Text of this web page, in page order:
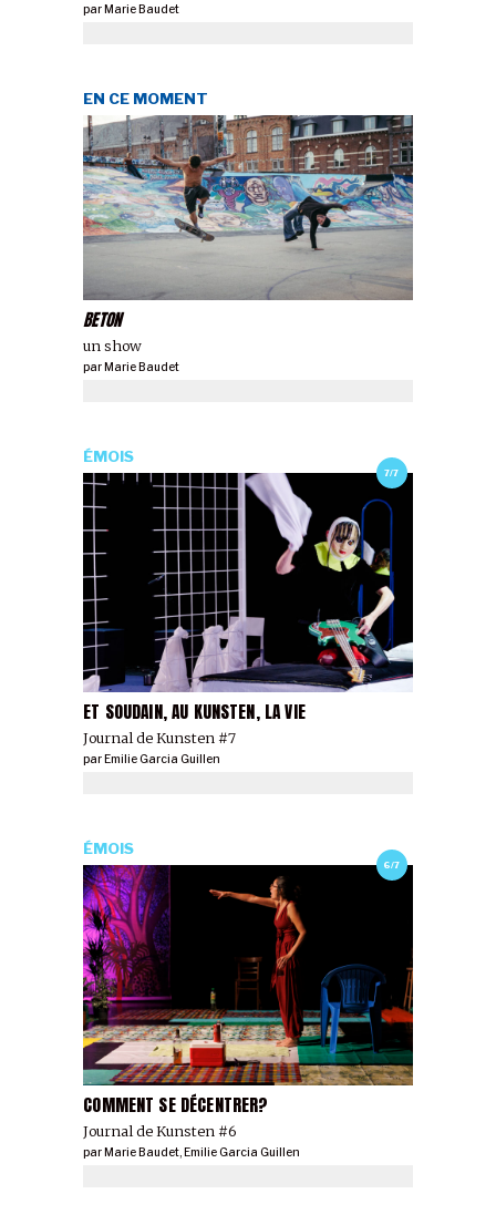
parMarie Baudet
BETON
un show
EN CE MOMENT
parMarie Baudet
7/7
ET SOUDAIN, AU KUNSTEN, LA VIE
Journal de Kunsten #7
ÉMOIS
par Emilie Garcia Guillen
6/7
COMMENT SE DÉCENTRER?
Journal de Kunsten #6
ÉMOIS
parMarie Baudet,Emilie Garcia Guillen